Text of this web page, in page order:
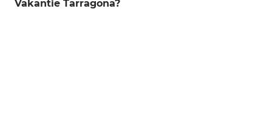
Vakantie Tarragona?